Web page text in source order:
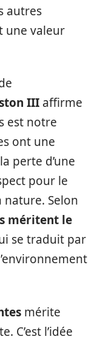
autres
une valeur
III affirme
est notre
ont une
perte d’une
pour le
nature. Selon
méritent le
se traduit par
mérite
C’est l’idée